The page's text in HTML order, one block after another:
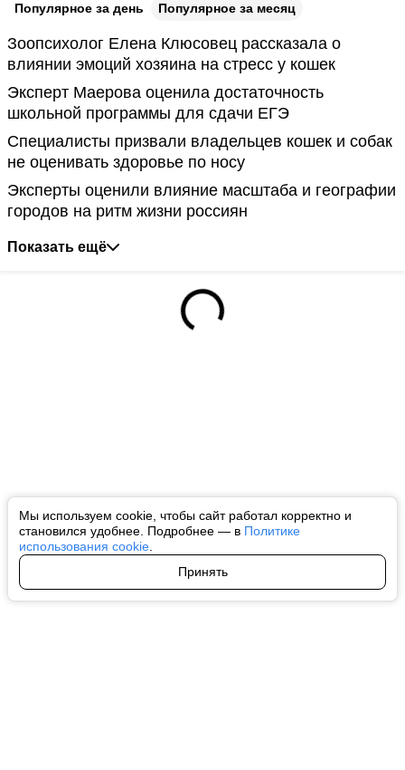
Мы используем cookie, чтобы сайт работал корректно и
становился удобнее. Подробнее — в Политике
использования cookie
Принять
Популярное за день Популярное за месяц
Зоопсихолог Елена Клюсовец рассказала о
влиянии эмоций хозяина на стресс у кошек
Эксперт Маерова оценила достаточность
школьной программы для сдачи ЕГЭ
Специалисты призвали владельцев кошек и собак
не оценивать здоровье по носу
Эксперты оценили влияние масштаба и географии
городов на ритм жизни россиян
Показать ещё